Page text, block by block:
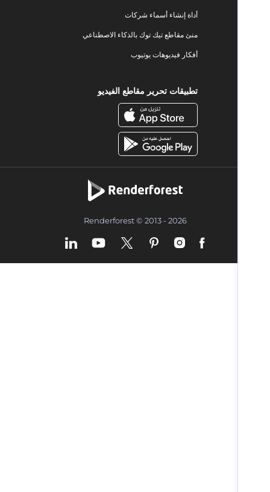
أداة إنشاء أسماء شركات
منئ مقاطع تيك توك بالذكاء الاصطناعي
أفكار فيديوهات يوتيوب
تطبيقات تحرير مقاطع الفيديو
Renderforest © 2013 - 2026